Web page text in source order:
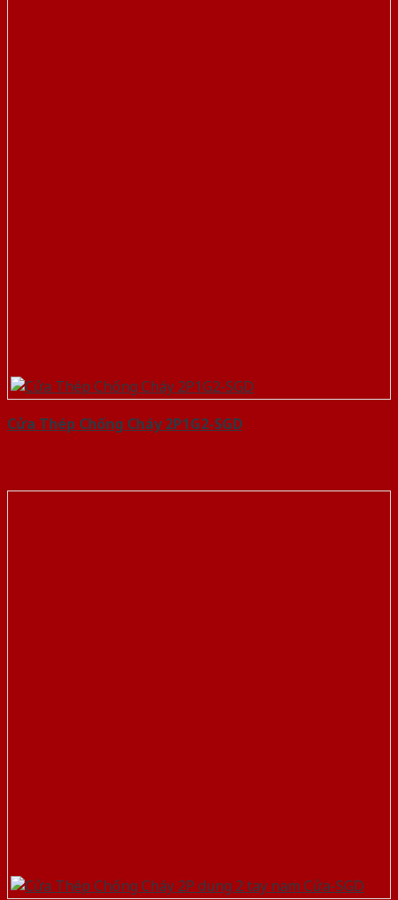
Cửa Thép Chống Cháy 2P1G2-SGD